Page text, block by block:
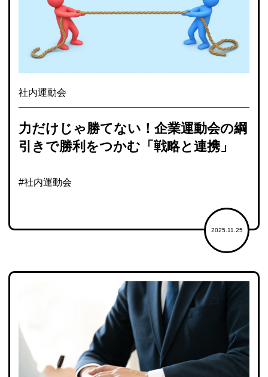
社内運動会
力だけじゃ勝てない！企業運動会の綱
引きで勝利をつかむ「戦略と連携」
#社内運動会
2025.11.25